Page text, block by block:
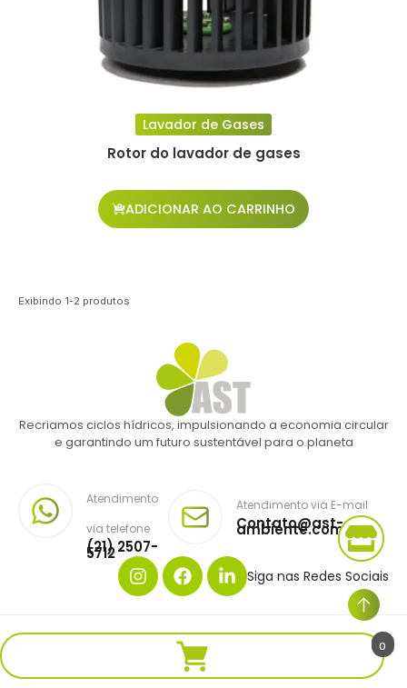
Exibindo 1-2 produtos
Lavador de Gases
Rotor do lavador de gases
ADICIONAR AO CARRINHO
Recriamos ciclos hídricos, impulsionando a economia circular
e garantindo um futuro sustentável para o planeta
Atendimento
via telefone
(21) 2507-
5712
Atendimento via E-mail
Contato@ast-
ambiente.com.br
Siga nas Redes Sociais
0
Copyright © AST AMBIENTE. Todos os direitos reservados.
Desenvolvido por V4 Ruston